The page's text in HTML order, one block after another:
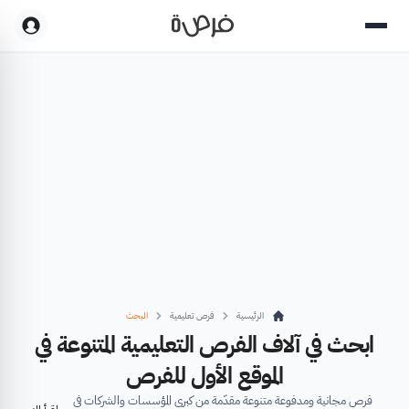
الرئيسية فرص تعليمية البحث
ابحث في آلاف الفرص التعليمية المتنوعة في
الموقع الأول للفرص
فرص مجانية ومدفوعة متنوعة مقدّمة من كبرى المؤسسات والشركات في